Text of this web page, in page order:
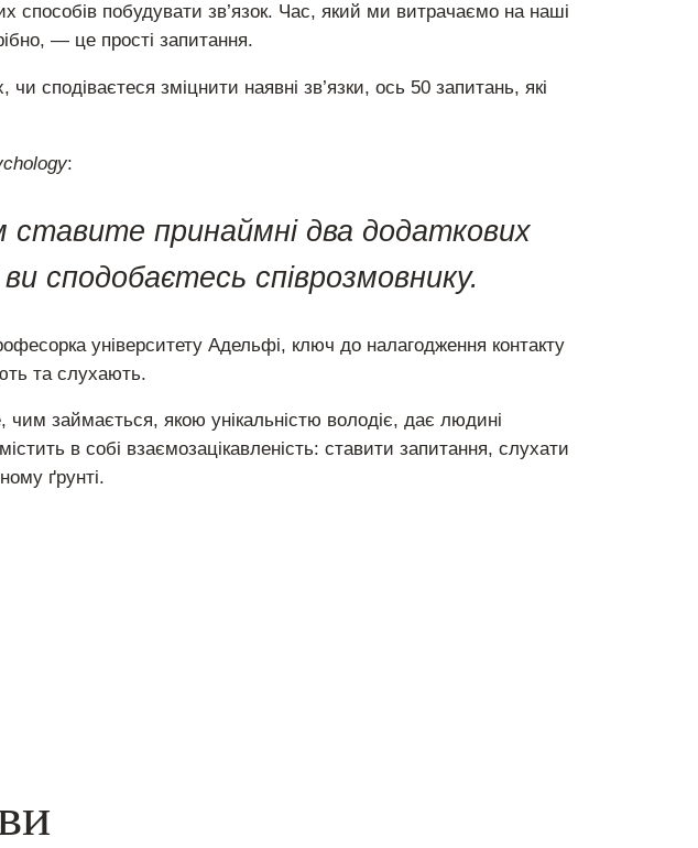
побудувати зв’язок. Час, який ми витрачаємо на наші
— це прості запитання.
сподіваєтеся зміцнити наявні зв’язки, ось 50 запитань, які
:
принаймні два додаткових
сподобаєтесь співрозмовнику.
університету Адельфі, ключ до налагодження контакту
та слухають.
чим займається, якою унікальністю володіє, дає людині
в собі взаємозацікавленість: ставити запитання, слухати
ґрунті.